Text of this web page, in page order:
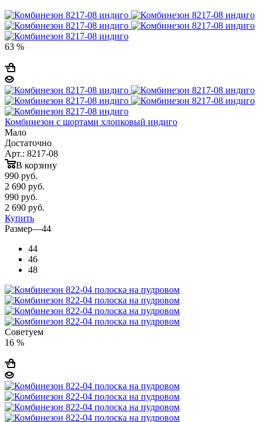
63 %
Комбинезон с шортами хлопковый индиго
Мало
Достаточно
Арт.: 8217-08
В корзину
990 руб.
2 690 руб.
990 руб.
2 690 руб.
Купить
Размер—44
44
46
48
Советуем
16 %